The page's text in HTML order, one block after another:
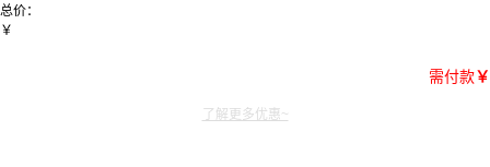
总价：
￥
需付款￥
了解更多优惠~